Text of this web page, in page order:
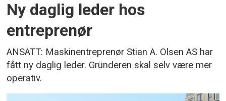
Ny daglig leder hos
entreprenør
ANSATT: Maskinentreprenør Stian A. Olsen AS har
fått ny daglig leder. Gründeren skal selv være mer
operativ.